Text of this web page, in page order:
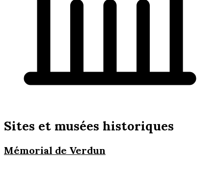
Sites et musées historiques
Mémorial de Verdun